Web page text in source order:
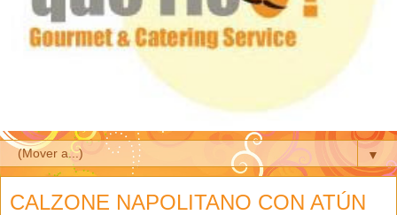
▼
CALZONE NAPOLITANO CON ATÚN